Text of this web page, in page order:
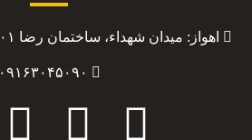
اهواز: میدان شهداء، ساختمان رضا ۱۰۰۱، طبقه اول، واحد۱۱
۰۹۱۶۳۰۴۵۰۹۰